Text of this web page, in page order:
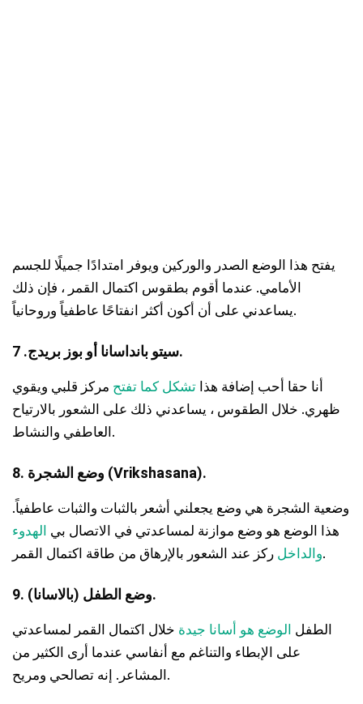
يفتح هذا الوضع الصدر والوركين ويوفر امتدادًا جميلًا للجسم
الأمامي. عندما أقوم بطقوس اكتمال القمر ، فإن ذلك
يساعدني على أن أكون أكثر انفتاحًا عاطفياً وروحانياً.
7 .سيتو بانداسانا أو بوز بريدج.
أنا حقا أحب إضافة هذا تشكل كما تفتح مركز قلبي ويقوي
ظهري. خلال الطقوس ، يساعدني ذلك على الشعور بالارتياح
العاطفي والنشاط.
8. وضع الشجرة (Vrikshasana).
وضعية الشجرة هي وضع يجعلني أشعر بالثبات والثبات عاطفياً.
هذا الوضع هو وضع موازنة لمساعدتي في الاتصال بي
الهدوء
والداخلركز عند الشعور بالإرهاق من طاقة اكتمال القمر.
9. وضع الطفل (بالاسانا).
الطفل الوضع هو أسانا جيدة خلال اكتمال القمر لمساعدتي
على الإبطاء والتناغم مع أنفاسي عندما أرى الكثير من
المشاعر. إنه تصالحي ومريح.